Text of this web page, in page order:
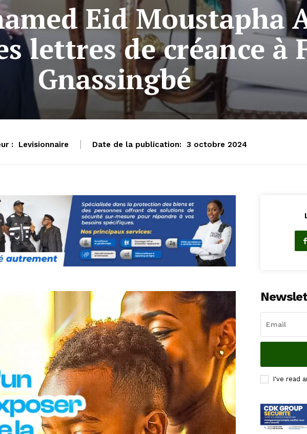
Eid Moustapha
lettres de créance à
Gnassingbé
: Levisionnaire Date de la publication: 3 octobre 2024
I've read